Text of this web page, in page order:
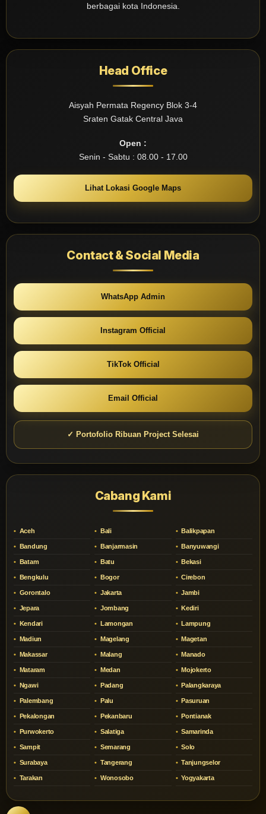
berbagai kota Indonesia.
Head Office
Aisyah Permata Regency Blok 3-4
Sraten Gatak Central Java
Open :
Senin - Sabtu : 08.00 - 17.00
Lihat Lokasi Google Maps
Contact & Social Media
WhatsApp Admin
Instagram Official
TikTok Official
Email Official
✓ Portofolio Ribuan Project Selesai
Cabang Kami
Aceh Bali Balikpapan
Bandung Banjarmasin Banyuwangi
Batam Batu Bekasi
Bengkulu Bogor Cirebon
Gorontalo Jakarta Jambi
Jepara Jombang Kediri
Kendari Lamongan Lampung
Madiun Magelang Magetan
Makassar Malang Manado
Mataram Medan Mojokerto
Ngawi Padang Palangkaraya
Palembang Palu Pasuruan
Pekalongan Pekanbaru Pontianak
Purwokerto Salatiga Samarinda
Sampit Semarang Solo
Surabaya Tangerang Tanjungselor
Tarakan Wonosobo Yogyakarta